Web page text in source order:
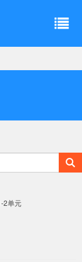
2单元